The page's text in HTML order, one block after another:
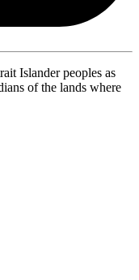
Islander peoples as
of the lands where